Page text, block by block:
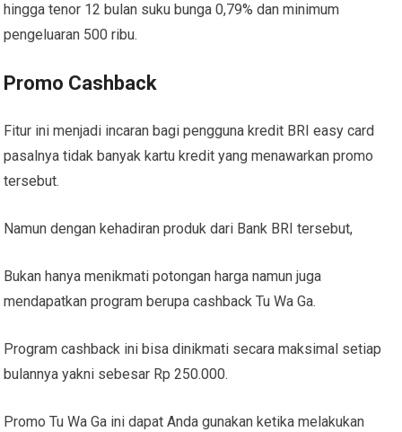
hingga tenor 12 bulan suku bunga 0,79% dan minimum
pengeluaran 500 ribu.
Promo Cashback
Fitur ini menjadi incaran bagi pengguna kredit BRI easy card
pasalnya tidak banyak kartu kredit yang menawarkan promo
tersebut.
Namun dengan kehadiran produk dari Bank BRI tersebut,
Bukan hanya menikmati potongan harga namun juga
mendapatkan program berupa cashback Tu Wa Ga.
Program cashback ini bisa dinikmati secara maksimal setiap
bulannya yakni sebesar Rp 250.000.
Promo Tu Wa Ga ini dapat Anda gunakan ketika melakukan